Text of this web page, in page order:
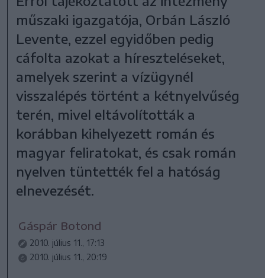
műszaki igazgatója, Orbán László
Levente, ezzel egyidőben pedig
cáfolta azokat a híreszteléseket,
amelyek szerint a vízügynél
visszalépés történt a kétnyelvűség
terén, mivel eltávolították a
korábban kihelyezett román és
magyar feliratokat, és csak román
nyelven tüntették fel a hatóság
elnevezését.
Gáspár Botond
2010. július 11., 17:13
2010. július 11., 20:19